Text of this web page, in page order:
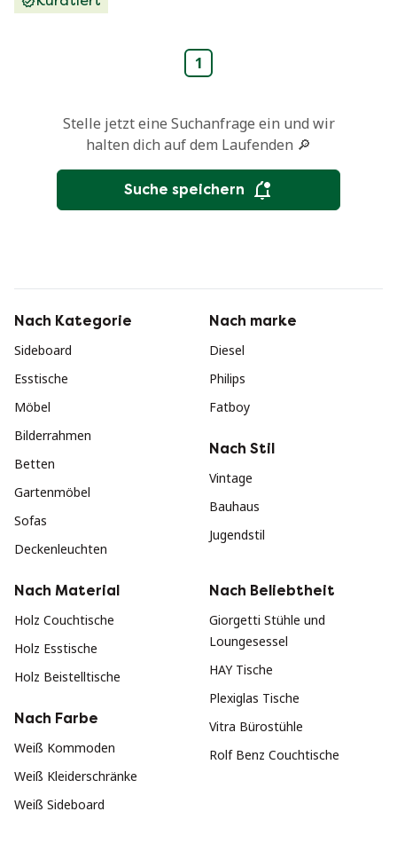
1
Stelle jetzt eine Suchanfrage ein und wir
halten dich auf dem Laufenden 🔎
Suche speichern
Nach Kategorie
Sideboard
Esstische
Möbel
Bilderrahmen
Betten
Gartenmöbel
Sofas
Deckenleuchten
Nach marke
Diesel
Philips
Fatboy
Nach Stil
Vintage
Bauhaus
Jugendstil
Nach Material
Holz Couchtische
Holz Esstische
Holz Beistelltische
Nach Farbe
Weiß Kommoden
Weiß Kleiderschränke
Weiß Sideboard
Nach Beliebtheit
Giorgetti Stühle und
Loungesessel
HAY Tische
Plexiglas Tische
Vitra Bürostühle
Rolf Benz Couchtische